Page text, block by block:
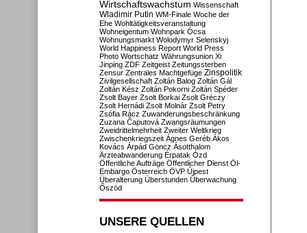
Wirtschaftswachstum Wissenschaft
Wladimir Putin WM-Finale Woche der
Ehe Wohltätigkeitsveranstaltung
Wohneigentum Wohnpark Ócsa
Wohnungsmarkt Wolodymyr Selenskyj
World Happiness Report World Press
Photo Wortschatz Währungsunion Xi
Jinping ZDF Zeitgeist Zeitungssterben
Zensur Zentrales Machtgefüge Zinspolitik
Zivilgesellschaft Zoltán Balog Zoltán Gál
Zoltán Kész Zoltán Pokorni Zoltán Spéder
Zsolt Bayer Zsolt Borkai Zsolt Gréczy
Zsolt Hernádi Zsolt Molnár Zsolt Petry
Zsófia Rácz Zuwanderungsbeschränkung
Zuzana Čaputová Zwangsräumungen
Zweidrittelmehrheit Zweiter Weltkrieg
Zwischenkriegszeit Ágnes Geréb Ákos
Kovács Árpád Göncz Ásotthalom
Ärzteabwanderung Érpatak Ózd
Öffentliche Aufträge Öffentlicher Dienst Öl-
Embargo Österreich ÖVP Újpest
Überalterung Überstunden Überwachung
Őszöd
UNSERE QUELLEN